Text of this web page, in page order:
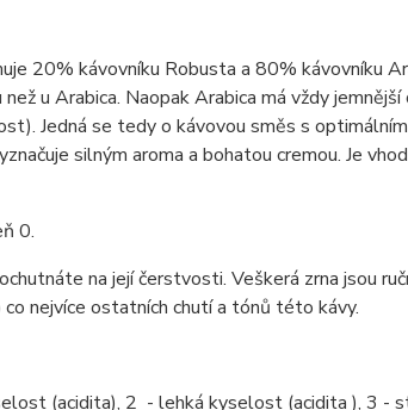
20% kávovníku Robusta a 80% kávovníku
u Arabica. Naopak Arabica má vždy
Jedná se tedy o kávovou směs s
silným aroma a bohatou cremou. Je
0.
na její čerstvosti. Veškerá zrna jsou
nejvíce ostatních chutí a tónů této kávy.
(acidita), 2 - lehká kyselost (acidita ), 3 -